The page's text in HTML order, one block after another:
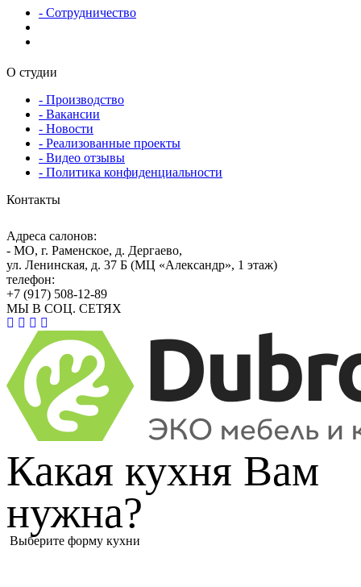
- Сотрудничество
О студии
- Производство
- Вакансии
- Новости
- Реализованные проекты
- Видео отзывы
- Политика конфиденциальности
Контакты
Адреса салонов:
- МО, г. Раменское, д. Дергаево,
ул. Ленинская, д. 37 Б (МЦ «Александр», 1 этаж)
телефон:
+7 (917) 508-12-89
МЫ В СОЦ. СЕТЯХ
Какая кухня Вам
нужна?
Выберите форму кухни